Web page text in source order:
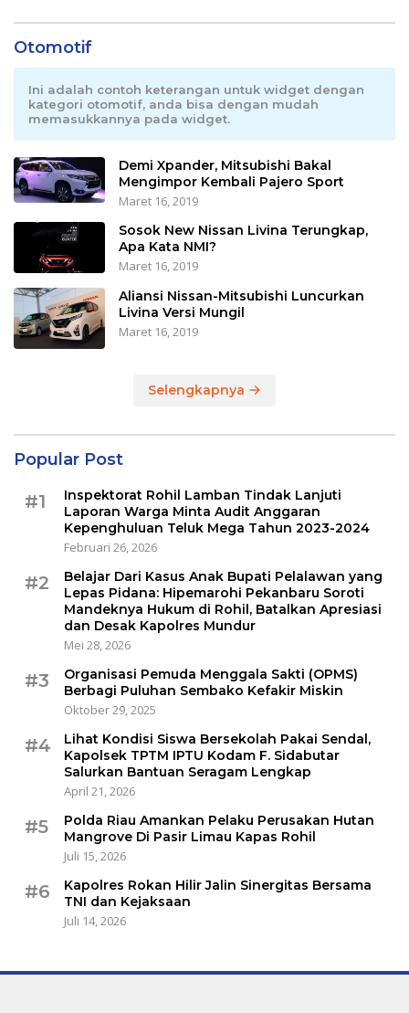
Otomotif
Ini adalah contoh keterangan untuk widget dengan
kategori otomotif, anda bisa dengan mudah
memasukkannya pada widget.
Demi Xpander, Mitsubishi Bakal
Mengimpor Kembali Pajero Sport
Maret 16, 2019
Sosok New Nissan Livina Terungkap,
Apa Kata NMI?
Maret 16, 2019
Aliansi Nissan-Mitsubishi Luncurkan
Livina Versi Mungil
Maret 16, 2019
Selengkapnya
Popular Post
#1
Inspektorat Rohil Lamban Tindak Lanjuti
Laporan Warga Minta Audit Anggaran
Kepenghuluan Teluk Mega Tahun 2023-2024
Februari 26, 2026
#2
Belajar Dari Kasus Anak Bupati Pelalawan yang
Lepas Pidana: Hipemarohi Pekanbaru Soroti
Mandeknya Hukum di Rohil, Batalkan Apresiasi
dan Desak Kapolres Mundur
Mei 28, 2026
#3
Organisasi Pemuda Menggala Sakti (OPMS)
Berbagi Puluhan Sembako Kefakir Miskin
Oktober 29, 2025
#4
Lihat Kondisi Siswa Bersekolah Pakai Sendal,
Kapolsek TPTM IPTU Kodam F. Sidabutar
Salurkan Bantuan Seragam Lengkap
April 21, 2026
#5
Polda Riau Amankan Pelaku Perusakan Hutan
Mangrove Di Pasir Limau Kapas Rohil
Juli 15, 2026
#6
Kapolres Rokan Hilir Jalin Sinergitas Bersama
TNI dan Kejaksaan
Juli 14, 2026